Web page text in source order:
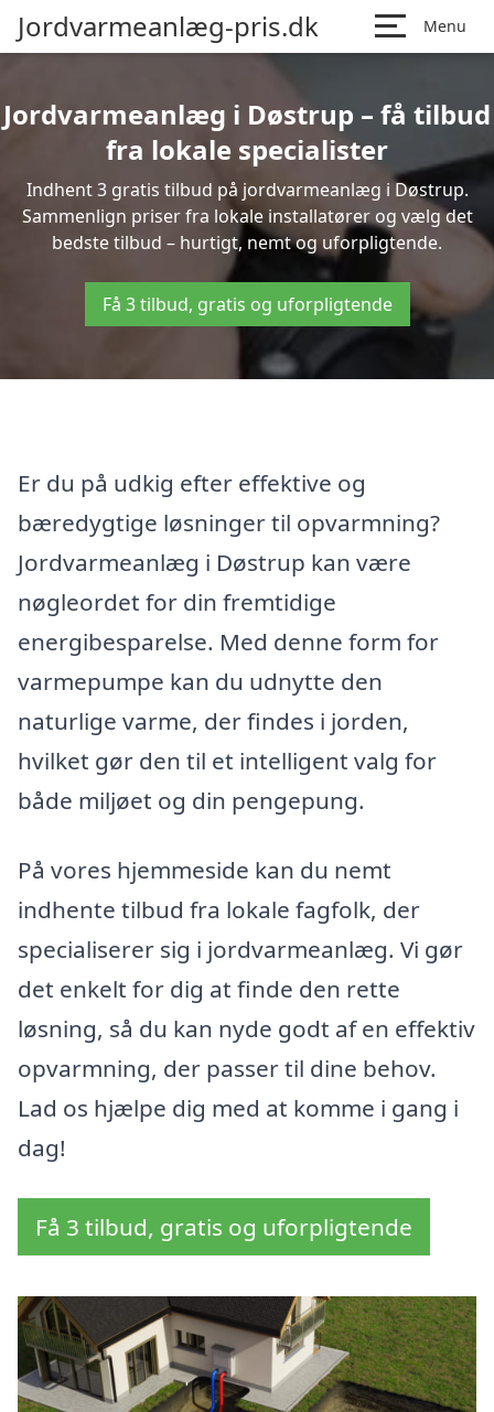
Jordvarmeanlæg-pris.dk Menu
Jordvarmeanlæg i Døstrup – få tilbud
fra lokale specialister
Indhent 3 gratis tilbud på jordvarmeanlæg i Døstrup.
Sammenlign priser fra lokale installatører og vælg det
bedste tilbud – hurtigt, nemt og uforpligtende.
Få 3 tilbud, gratis og uforpligtende
Er du på udkig efter effektive og
bæredygtige løsninger til opvarmning?
Jordvarmeanlæg i Døstrup kan være
nøgleordet for din fremtidige
energibesparelse. Med denne form for
varmepumpe kan du udnytte den
naturlige varme, der findes i jorden,
hvilket gør den til et intelligent valg for
både miljøet og din pengepung.
På vores hjemmeside kan du nemt
indhente tilbud fra lokale fagfolk, der
specialiserer sig i jordvarmeanlæg. Vi gør
det enkelt for dig at finde den rette
løsning, så du kan nyde godt af en effektiv
opvarmning, der passer til dine behov.
Lad os hjælpe dig med at komme i gang i
dag!
Få 3 tilbud, gratis og uforpligtende